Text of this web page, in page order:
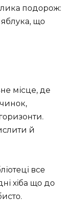
подорож:
що
місце, де
й
все
хіба що до